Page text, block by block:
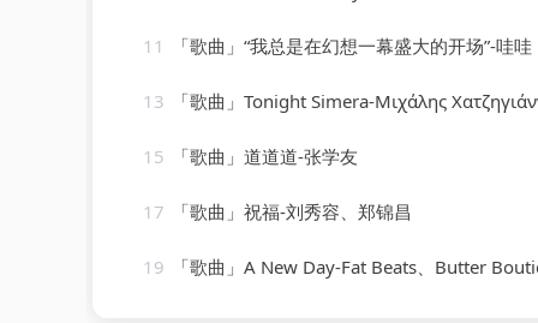
11 「歌曲」“我总是在幻想一幕盛大的开场”-哇哇
13 「歌曲」Tonight Simera-Μιχάλης
15 「歌曲」道道道-张学友
17 「歌曲」祝福-刘秀容、郑锦昌
19 「歌曲」A New Day-Fat Beats、Butter Boutique、